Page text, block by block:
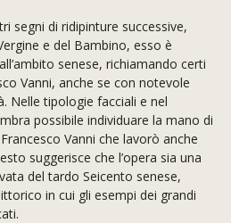
segni di ridipinture successive,
e del Bambino, esso è
senese, richiamando certi
Vanni, anche se con notevole
Nelle tipologie facciali e nel
possibile individuare la mano di
Vanni che lavorò anche
suggerisce che l’opera sia una
del tardo Seicento senese,
in cui gli esempi dei grandi